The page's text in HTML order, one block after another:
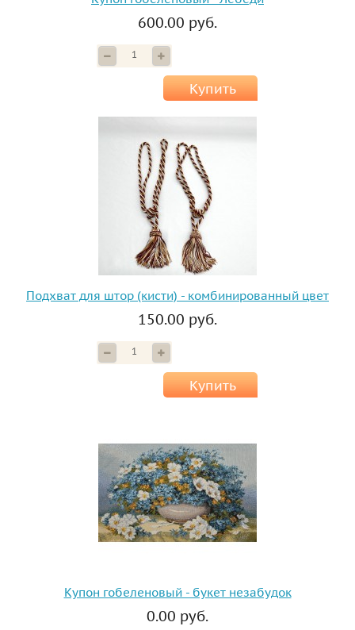
600.00 руб.
Купить
Подхват для штор (кисти) - комбинированный цвет
150.00 руб.
Купить
Купон гобеленовый - букет незабудок
0.00 руб.